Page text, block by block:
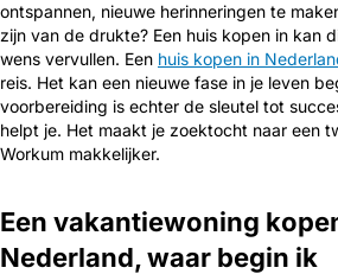
ontspannen, nieuwe herinneringen te
zijn van de drukte? Een huis kopen in kan
wens vervullen. Een huis kopen in
reis. Het kan een nieuwe fase in je leven
voorbereiding is echter de sleutel tot
helpt je. Het maakt je zoektocht naar een
Workum makkelijker.
Een vakantiewoning
Nederland, waar begin ik